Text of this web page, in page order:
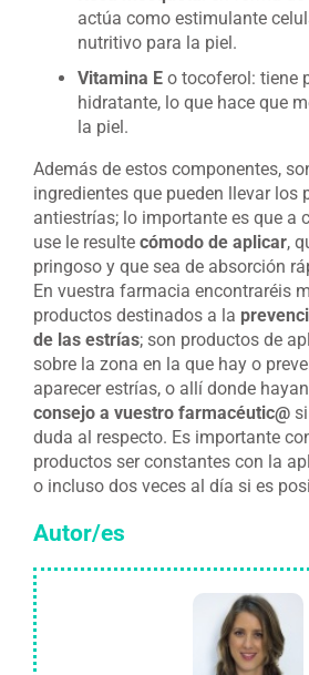
actúa como estimulante
nutritivo para la piel.
Vitamina E o tocoferol: tiene
hidratante, lo que hace que
la piel.
Además de estos componentes,
ingredientes que pueden llevar los
antiestrías; lo importante es que a
use le resulte cómodo de aplicar,
pringoso y que sea de absorción
En vuestra farmacia encontraréis
productos destinados a la
de las estrías; son productos de
sobre la zona en la que hay o
aparecer estrías, o allí donde
consejo a vuestro farmacéutic@
duda al respecto. Es importante
productos ser constantes con la
o incluso dos veces al día si es
Autor/es